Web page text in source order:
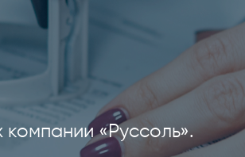
«Руссоль».